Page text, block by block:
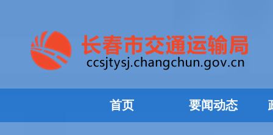
首页 要闻动态